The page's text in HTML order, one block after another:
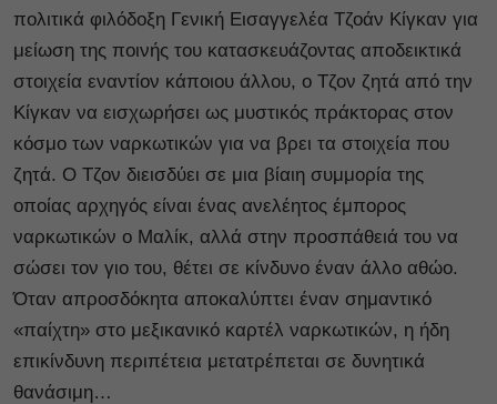
πολιτικά φιλόδοξη Γενική Εισαγγελέα Τζοάν Κίγκαν για
μείωση της ποινής του κατασκευάζοντας αποδεικτικά
στοιχεία εναντίον κάποιου άλλου, ο Τζον ζητά από την
Κίγκαν να εισχωρήσει ως μυστικός πράκτορας στον
κόσμο των ναρκωτικών για να βρει τα στοιχεία που
ζητά. Ο Τζον διεισδύει σε μια βίαιη συμμορία της
οποίας αρχηγός είναι ένας ανελέητος έμπορος
ναρκωτικών ο Μαλίκ, αλλά στην προσπάθειά του να
σώσει τον γιο του, θέτει σε κίνδυνο έναν άλλο αθώο.
Όταν απροσδόκητα αποκαλύπτει έναν σημαντικό
«παίχτη» στο μεξικανικό καρτέλ ναρκωτικών, η ήδη
επικίνδυνη περιπέτεια μετατρέπεται σε δυνητικά
θανάσιμη…